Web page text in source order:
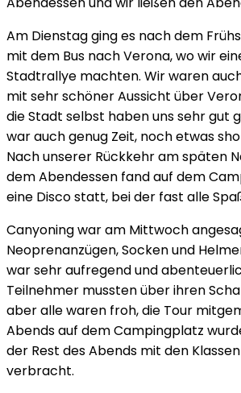
Am Dienstag ging es nach dem
mit dem Bus nach Verona, wo wir
Stadtrallye machten. Wir waren
mit sehr schöner Aussicht über
die Stadt selbst haben uns sehr gut
war auch genug Zeit, noch etwas
Nach unserer Rückkehr am späten
dem Abendessen fand auf dem
eine Disco statt, bei der fast alle
Canyoning war am Mittwoch
Neoprenanzügen, Socken und
war sehr aufregend und
Teilnehmer mussten über ihren
aber alle waren froh, die Tour
Abends auf dem Campingplatz
der Rest des Abends mit den
verbracht.